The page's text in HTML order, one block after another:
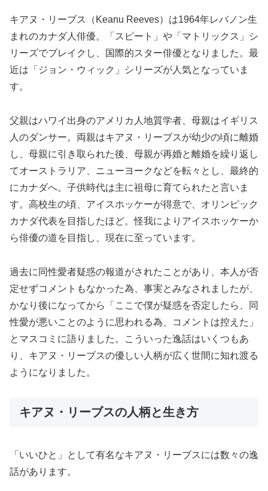
キアヌ・リーブス（Keanu Reeves）は1964年レバノン生
まれのカナダ人俳優。「スピート」や「マトリックス」シ
リーズでブレイクし、国際的スター俳優となりました。最
近は「ジョン・ウィック」シリーズが人気となっていま
す。
父親はハワイ出身のアメリカ人地質学者、母親はイギリス
人のダンサー。両親はキアヌ・リーブスが幼少の頃に離婚
し、母親に引き取られた後、母親が再婚と離婚を繰り返し
てオーストラリア、ニューヨークなどを転々とし、最終的
にカナダへ。子供時代は主に祖母に育てられたと言いま
す。高校生の頃、アイスホッケーが得意で、オリンピック
カナダ代表を目指したほど。怪我によりアイスホッケーか
ら俳優の道を目指し、現在に至っています。
過去に同性愛者疑惑の報道がされたことがあり、本人が否
定せずコメントもなかった為、事実とみなされましたが、
かなり後になってから「ここで僕が疑惑を否定したら、同
性愛が悪いことのように思われる為、コメントは控えた」
とマスコミに語りました。こういった逸話はいくつもあ
り、キアヌ・リーブスの優しい人柄が広く世間に知れ渡る
ようになりました。
キアヌ・リーブスの人柄と生き方
「いいひと」として有名なキアヌ・リーブスには数々の逸
話があります。